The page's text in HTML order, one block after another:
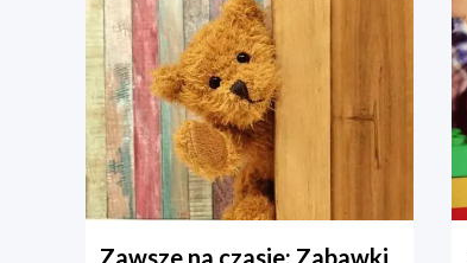
Zawsze na czasie: Zabawki